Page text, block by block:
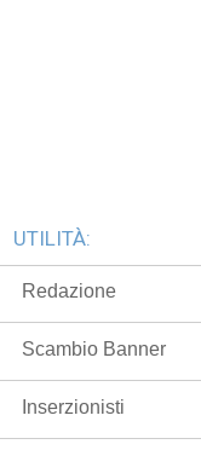
UTILITÀ:
Redazione
Scambio Banner
Inserzionisti